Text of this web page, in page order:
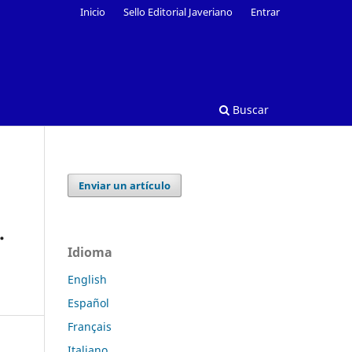
Buscar
Inicio Sello Editorial Javeriano Entrar
Enviar un artículo
Idioma
English
Español
Français